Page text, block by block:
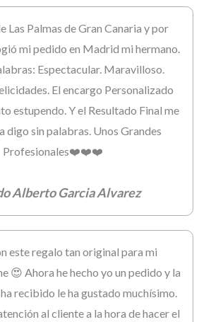
Las Palmas de Gran Canaria y por
mi pedido en Madrid mi hermano.
Espectacular. Maravilloso.
El encargo Personalizado
estupendo. Y el Resultado Final me
digo sin palabras. Unos Grandes
Profesionales❤️❤️❤️
Alberto Garcia Alvarez
este regalo tan original para mi
😍 Ahora he hecho yo un pedido y la
recibido le ha gustado muchísimo.
al cliente a la hora de hacer el